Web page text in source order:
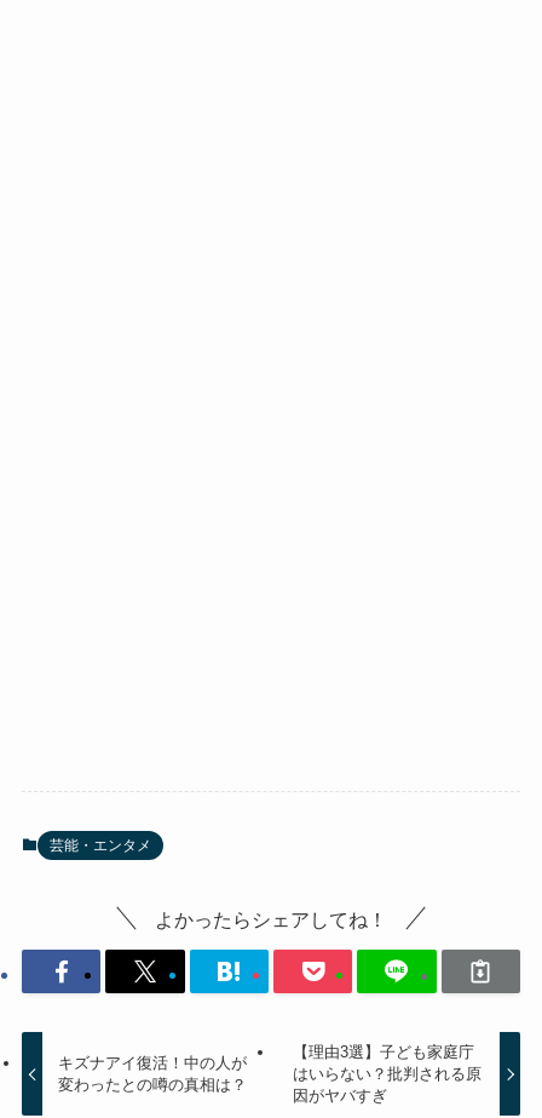
芸能・エンタメ
よかったらシェアしてね！
キズナアイ復活！中の人が
変わったとの噂の真相は？
【理由3選】子ども家庭庁
はいらない？批判される原
因がヤバすぎ